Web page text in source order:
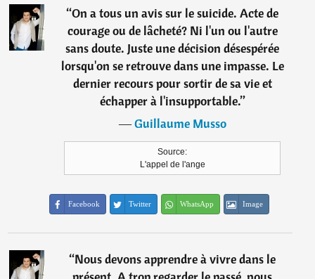
“On a tous un avis sur le suicide. Acte de
courage ou de lâcheté? Ni l'un ou l'autre
sans doute. Juste une décision désespérée
lorsqu'on se retrouve dans une impasse. Le
dernier recours pour sortir de sa vie et
échapper à l'insupportable.”
―Guillaume Musso
Source:
L'appel de l'ange
Facebook Twitter WhatsApp Image
“Nous devons apprendre à vivre dans le